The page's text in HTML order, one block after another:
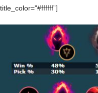
title_color=”#ffffff”]